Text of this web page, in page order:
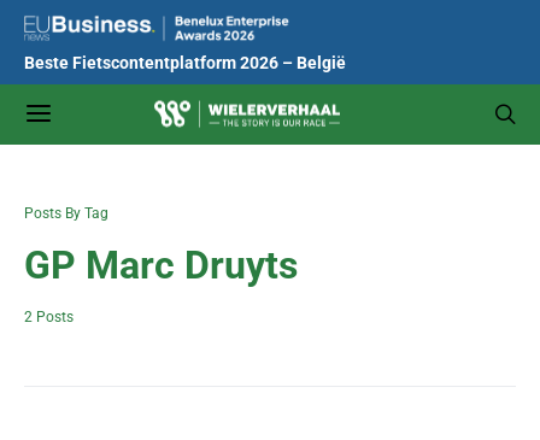
Beste Fietscontentplatform 2026 – België
Posts By Tag
GP Marc Druyts
2 Posts